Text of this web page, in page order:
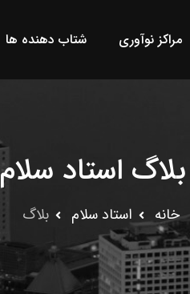
مراکز نوآوری شتاب دهنده ها
بلاگ استاد سلام
خانه استاد سلام بلاگ